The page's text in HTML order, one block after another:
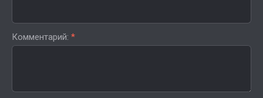
Комментарий: *